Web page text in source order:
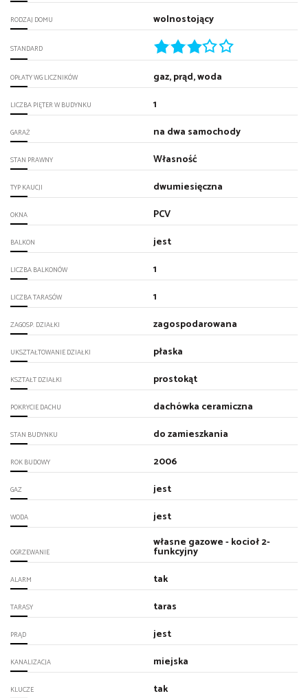
RODZAJ DOMU wolnostojący
STANDARD
OPŁATY WG LICZNIKÓW gaz, prąd, woda
LICZBA PIĘTER W BUDYNKU 1
GARAŻ na dwa samochody
STAN PRAWNY Własność
TYP KAUCJI dwumiesięczna
OKNA PCV
BALKON jest
LICZBA BALKONÓW 1
LICZBA TARASÓW 1
ZAGOSP. DZIAŁKI zagospodarowana
UKSZTAŁTOWANIE DZIAŁKI płaska
KSZTAŁT DZIAŁKI prostokąt
POKRYCIE DACHU dachówka ceramiczna
STAN BUDYNKU do zamieszkania
ROK BUDOWY 2006
GAZ jest
WODA jest
OGRZEWANIE
własne gazowe - kocioł 2-
funkcyjny
ALARM tak
TARASY taras
PRĄD jest
KANALIZACJA miejska
KLUCZE tak